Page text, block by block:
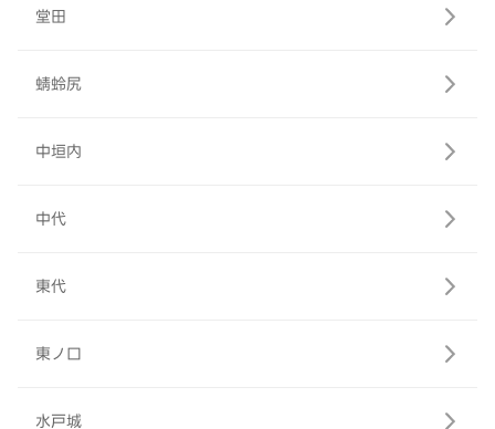
堂田
蜻蛉尻
中垣内
中代
東代
東ノ口
水戸城